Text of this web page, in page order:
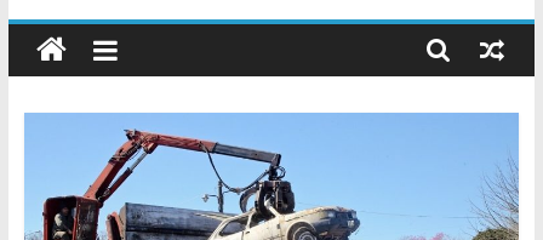
Chatarreros
–
Precio